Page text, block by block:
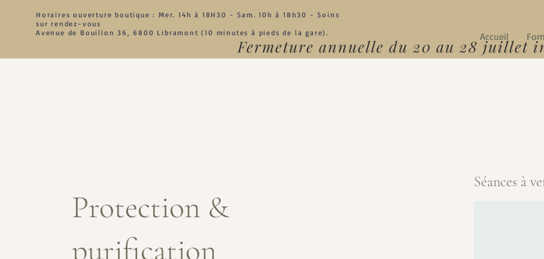
Horaires ouverture boutique : Mer. 14h à 18 H30 - Sam. 10h à 18h30 - Soins
sur rendez-vous
Avenue de Bouillon 36, 6800 Libramont (10 minutes à pieds de la gare).
Accueil
Fermeture annuelle du 20 au 28 juillet
Protection &
purification
Séances à